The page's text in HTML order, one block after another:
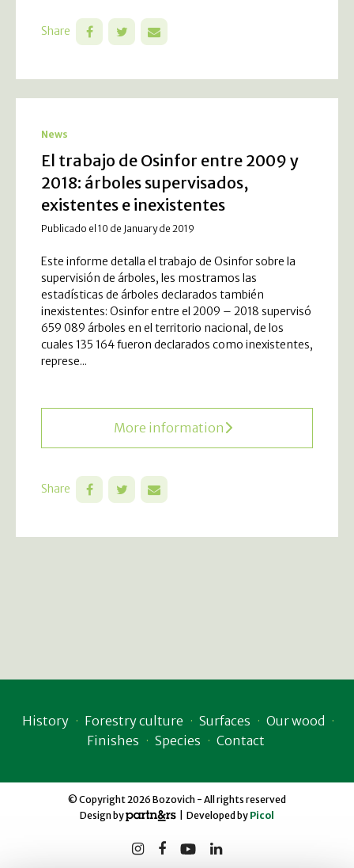
Share
News
El trabajo de Osinfor entre 2009 y
2018: árboles supervisados,
existentes e inexistentes
Publicado el 10 de January de 2019
Este informe detalla el trabajo de Osinfor sobre la
supervisión de árboles, les mostramos las
estadísticas de árboles declarados también
inexistentes: Osinfor entre el 2009 – 2018 supervisó
659 089 árboles en el territorio nacional, de los
cuales 135 164 fueron declarados como inexistentes,
represe...
More information
Share
History Forestry culture Surfaces
Our wood
Finishes
Species Contact
© Copyright 2026 Bozovich - All rights reserved
Design by
| Developed by Picol